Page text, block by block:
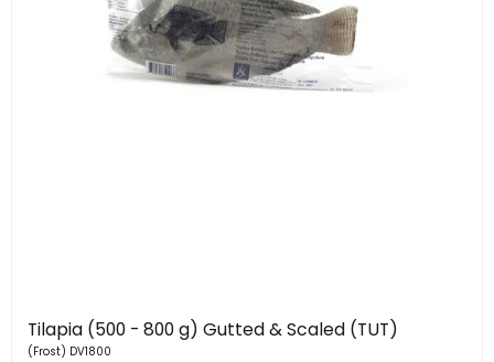
Tilapia (500 - 800 g) Gutted & Scaled (TUT)
(Frost) DV1800